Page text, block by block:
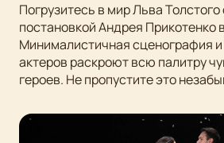
Погрузитесь в мир Льва Толстого
постановкой Андрея Прикотенко
Минималистичная сценография и
актеров раскроют всю палитру
героев. Не пропустите это